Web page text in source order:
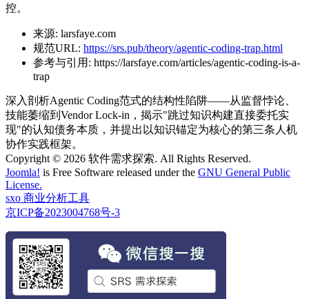
控。
来源: larsfaye.com
规范URL: https://srs.pub/theory/agentic-coding-trap.html
参考与引用: https://larsfaye.com/articles/agentic-coding-is-a-
trap
深入剖析Agentic Coding范式的结构性陷阱——从监督悖论、
技能萎缩到Vendor Lock-in，揭示"跳过知识构建直接委托实
现"的认知债务本质，并提出以知识锚定为核心的第三条人机
协作实践框架。
Copyright © 2026 软件需求探索. All Rights Reserved.
Joomla! is Free Software released under the GNU General Public
License.
sxo 商业分析工具
京ICP备2023004768号-3